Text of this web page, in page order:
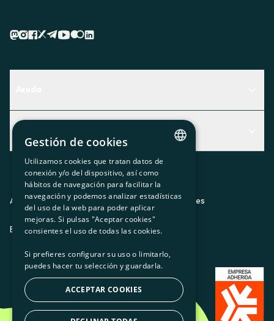
Descubre qué servicio te encaja mejor
Contacto
Actualidad
O recuncho da socia
Prensa
Trabaja con nosotros
Aviso legalPolítica de privacidadPolítica de cookies
ES CAGLEU
CATALAN
SPANISH
GL
BASQUE
Gestión de cookies
Utilizamos cookies que tratan datos de
conexión y/o del dispositivo, así como
hábitos de navegación para facilitar la
navegación y podemos analizar estadísticas
del uso de la web para poder aplicar
mejoras. Si pulsas "Aceptar cookies"
consientes el uso de todas las cookies.
Si prefieres configurar su uso o limitarlo,
puedes hacer tu selección y guardarla.
ACCEPTAR COOKIES